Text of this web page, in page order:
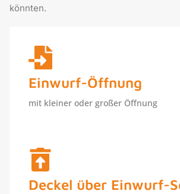
könnten.
Einwurf-Öffnung
mit kleiner oder großer Öffnung
Deckel über Einwurf-